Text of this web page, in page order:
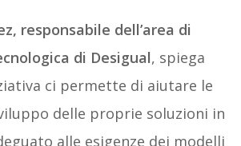
responsabile dell’area di
di Desigual, spiega
ci permette di aiutare le
delle proprie soluzioni in
alle esigenze dei modelli